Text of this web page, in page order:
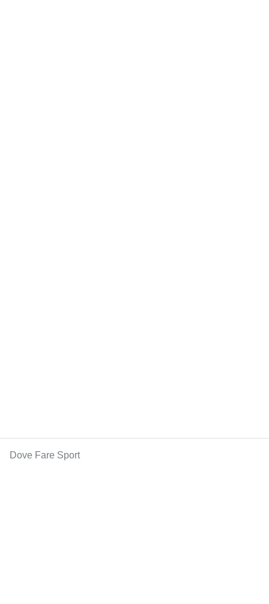
Dove Fare Sport